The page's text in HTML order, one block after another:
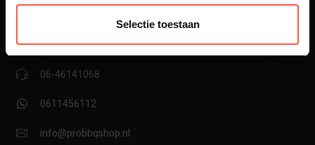
Selectie toestaan
Utrechtseweg 160
6862 AT Oosterbeek
06-11456112
06-46141068
0611456112
info@probbqshop.nl